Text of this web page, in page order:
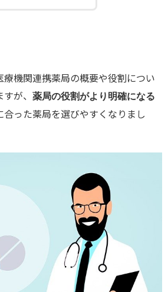
機関連携薬局の概要や役割につい
が、 薬局の役割がより明確になる
合った薬局を選びやすくなりまし